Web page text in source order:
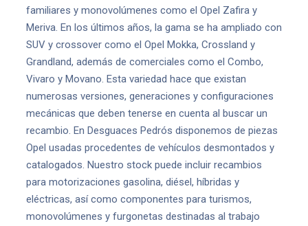
familiares y monovolúmenes como el Opel Zafira y
Meriva. En los últimos años, la gama se ha ampliado con
SUV y crossover como el Opel Mokka, Crossland y
Grandland, además de comerciales como el Combo,
Vivaro y Movano. Esta variedad hace que existan
numerosas versiones, generaciones y configuraciones
mecánicas que deben tenerse en cuenta al buscar un
recambio. En Desguaces Pedrós disponemos de piezas
Opel usadas procedentes de vehículos desmontados y
catalogados. Nuestro stock puede incluir recambios
para motorizaciones gasolina, diésel, híbridas y
eléctricas, así como componentes para turismos,
monovolúmenes y furgonetas destinadas al trabajo